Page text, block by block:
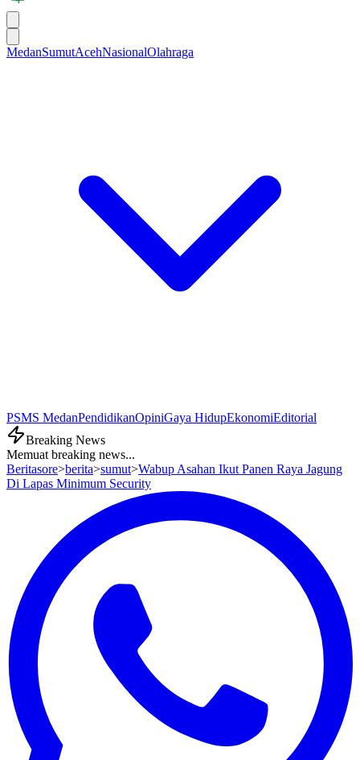
MedanSumutAcehNasionalOlahraga
PSMS MedanPendidikanOpiniGaya HidupEkonomiEditorial
Breaking News
Memuat breaking news...
Beritasore>berita>sumut>Wabup Asahan Ikut Panen Raya Jagung
Di Lapas Minimum Security